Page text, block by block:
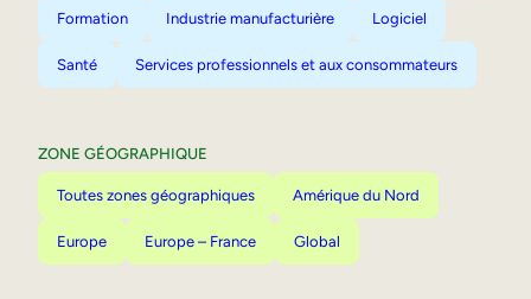
Formation Industrie manufacturière Logiciel
Santé Services professionnels et aux consommateurs
ZONE GÉOGRAPHIQUE
Toutes zones géographiques Amérique du Nord
Europe Europe – France Global